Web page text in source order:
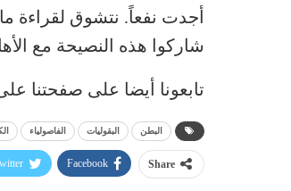
أجدت نفعاً. نتشوق لقراءة
شاركوا هذه النصيحة مع
تابعونا أيضا على صفحتنا
البطن البقوليات الفاصولياء
Share
Facebook